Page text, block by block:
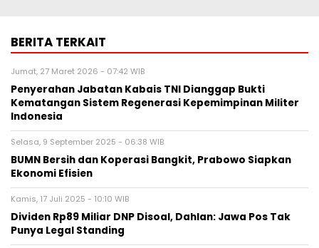
BERITA TERKAIT
Jumat, 27 Maret 2026 - 07:42 WIB
Penyerahan Jabatan Kabais TNI Dianggap Bukti
Kematangan Sistem Regenerasi Kepemimpinan Militer
Indonesia
Selasa, 9 September 2025 - 06:38 WIB
BUMN Bersih dan Koperasi Bangkit, Prabowo Siapkan
Ekonomi Efisien
Kamis, 17 Juli 2025 - 10:10 WIB
Dividen Rp89 Miliar DNP Disoal, Dahlan: Jawa Pos Tak
Punya Legal Standing